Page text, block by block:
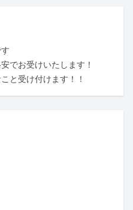
でお受けいたします！
と受け付けます！！